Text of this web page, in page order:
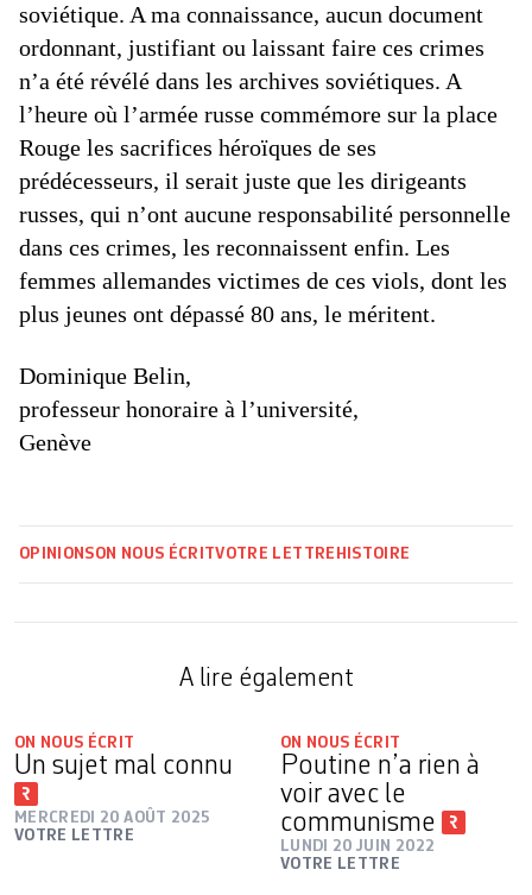
soviétique. A ma connaissance, aucun document
ordonnant, justifiant ou laissant faire ces crimes
n’a été révélé dans les archives soviétiques. A
l’heure où l’armée russe commémore sur la place
Rouge les sacrifices héroïques de ses
prédécesseurs, il serait juste que les dirigeants
russes, qui n’ont aucune responsabilité personnelle
dans ces crimes, les reconnaissent enfin. Les
femmes allemandes victimes de ces viols, dont les
plus jeunes ont dépassé 80 ans, le méritent.
Dominique Belin,
professeur honoraire à l’université,
Genève
OPINIONSON NOUS ÉCRITVOTRE LETTRE HISTOIRE
A lire également
ON NOUS ÉCRIT
Un sujet mal connu
MERCREDI 20 AOÛT 2025
VOTRE LETTRE
ON NOUS ÉCRIT
Poutine n’a rien à
voir avec le
communisme
LUNDI 20 JUIN 2022
VOTRE LETTRE